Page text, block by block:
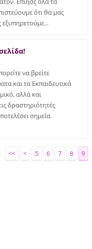
ότι θα μας
να βρείτε
και τα Εκπαιδευτικά
αλλά και
δραστηριότητές
σημεία
<< < 5 6 7 8 9